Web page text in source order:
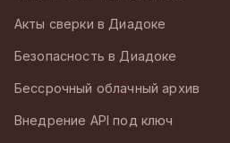
Акты сверки в Диадоке
Безопасность в Диадоке
Бессрочный облачный архив
Внедрение API под ключ